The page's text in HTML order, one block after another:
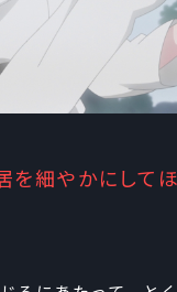
を細やかにして